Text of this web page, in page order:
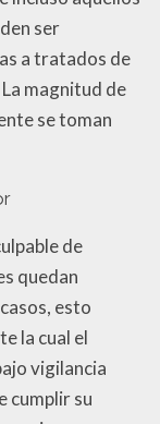
ser
a tratados de
magnitud de
se toman
de
quedan
esto
la cual el
vigilancia
cumplir su